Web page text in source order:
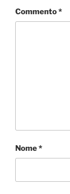
Commento*
Nome*